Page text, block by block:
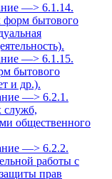
—> 6.1.14.
бытового
—> 6.1.15.
бытового
и др.).
—> 6.2.1.
служб,
общественного
—> 6.2.2.
работы с
прав